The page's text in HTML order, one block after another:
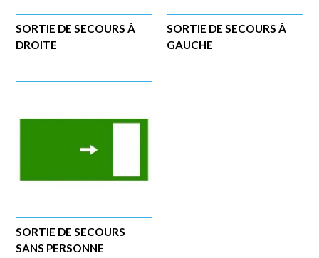
SORTIE DE SECOURS À
DROITE
SORTIE DE SECOURS À
GAUCHE
SORTIE DE SECOURS
SANS PERSONNE